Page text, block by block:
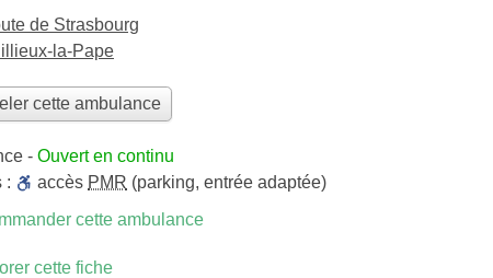
de Strasbourg
la-Pape
cette ambulance
- Ouvert en continu
:
accès PMR (parking, entrée adaptée)
cette ambulance
cette fiche